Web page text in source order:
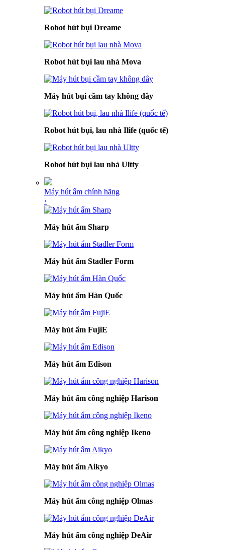
Robot hút bụi Dreame
Robot hút bụi lau nhà Mova
Máy hút bụi cầm tay không dây
Robot hút bụi, lau nhà Ilife (quốc tế)
Robot hút bụi lau nhà Ultty
Máy hút ẩm chính hãng
›
Máy hút ẩm Sharp
Máy hút ẩm Stadler Form
Máy hút ẩm Hàn Quốc
Máy hút ẩm FujiE
Máy hút ẩm Edison
Máy hút ẩm công nghiệp Harison
Máy hút ẩm công nghiệp Ikeno
Máy hút ẩm Aikyo
Máy hút ẩm công nghiệp Olmas
Máy hút ẩm công nghiệp DeAir